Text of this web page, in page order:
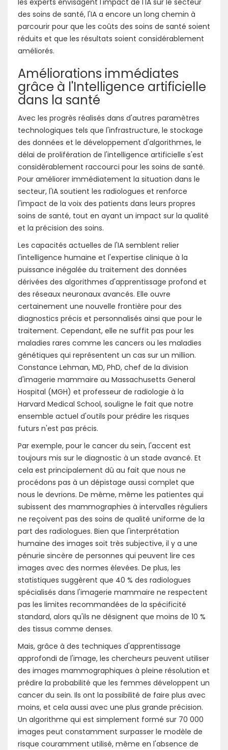
les experts envisagent l'impact de l'IA sur le secteur
des soins de santé, l'IA a encore un long chemin à
parcourir pour que les coûts des soins de santé soient
réduits et que les résultats soient considérablement
améliorés.
Améliorations immédiates
grâce à l'Intelligence artificielle
dans la santé
Avec les progrès réalisés dans d'autres paramètres
technologiques tels que l'infrastructure, le stockage
des données et le développement d'algorithmes, le
délai de prolifération de l'intelligence artificielle s'est
considérablement raccourci pour les soins de santé.
Pour améliorer immédiatement la situation dans le
secteur, l'IA soutient les radiologues et renforce
l'impact de la voix des patients dans leurs propres
soins de santé, tout en ayant un impact sur la qualité
et la précision des soins.
Les capacités actuelles de l'IA semblent relier
l'intelligence humaine et l'expertise clinique à la
puissance inégalée du traitement des données
dérivées des algorithmes d'apprentissage profond et
des réseaux neuronaux avancés. Elle ouvre
certainement une nouvelle frontière pour des
diagnostics précis et personnalisés ainsi que pour le
traitement. Cependant, elle ne suffit pas pour les
maladies rares comme les cancers ou les maladies
génétiques qui représentent un cas sur un million.
Constance Lehman, MD, PhD, chef de la division
d'imagerie mammaire au Massachusetts General
Hospital (MGH) et professeur de radiologie à la
Harvard Medical School, souligne le fait que notre
ensemble actuel d'outils pour prédire les risques
futurs n'est pas précis.
Par exemple, pour le cancer du sein, l'accent est
toujours mis sur le diagnostic à un stade avancé. Et
cela est principalement dû au fait que nous ne
procédons pas à un dépistage aussi complet que
nous le devrions. De même, même les patientes qui
subissent des mammographies à intervalles réguliers
ne reçoivent pas des soins de qualité uniforme de la
part des radiologues. Bien que l'interprétation
humaine des images soit très subjective, il y a une
pénurie sincère de personnes qui peuvent lire ces
images avec des normes élevées. De plus, les
statistiques suggèrent que 40 % des radiologues
spécialisés dans l'imagerie mammaire ne respectent
pas les limites recommandées de la spécificité
standard, alors qu'ils ne désignent que moins de 10 %
des tissus comme denses.
Mais, grâce à des techniques d'apprentissage
approfondi de l'image, les chercheurs peuvent utiliser
des images mammographiques à pleine résolution et
prédire la probabilité que les femmes développent un
cancer du sein. Ils ont la possibilité de faire plus avec
moins, et cela aussi avec une plus grande précision.
Un algorithme qui est simplement formé sur 70 000
images peut constamment surpasser le modèle de
risque couramment utilisé, même en l'absence de